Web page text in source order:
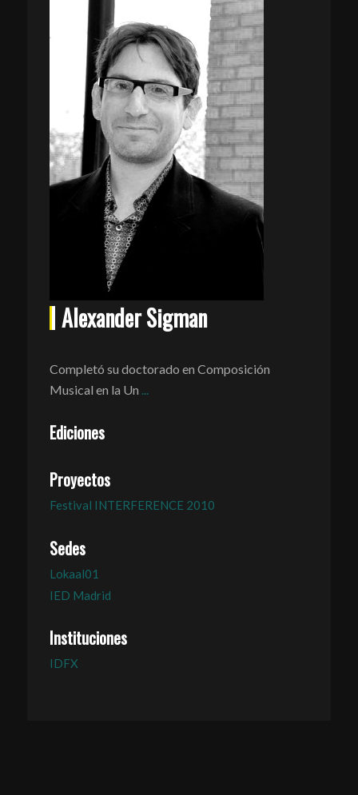
Alexander Sigman
Completó su doctorado en Composición
Musical en la Un ...
Ediciones
Proyectos
Festival INTERFERENCE 2010
Sedes
Lokaal01
IED Madrid
Instituciones
IDFX